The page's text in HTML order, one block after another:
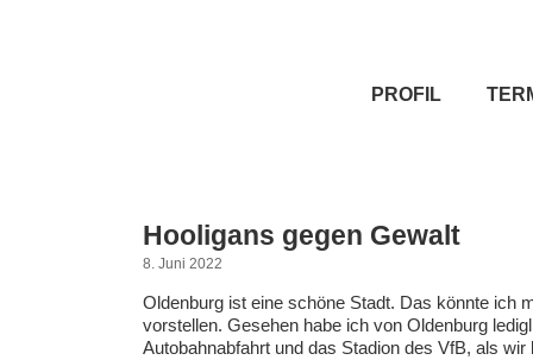
PROFIL
Hooligans gegen Gewalt
8. Juni 2022
Oldenburg ist eine schöne Stadt. Das könnte ich
vorstellen. Gesehen habe ich von Oldenburg
Autobahnabfahrt und das Stadion des VfB, als wir